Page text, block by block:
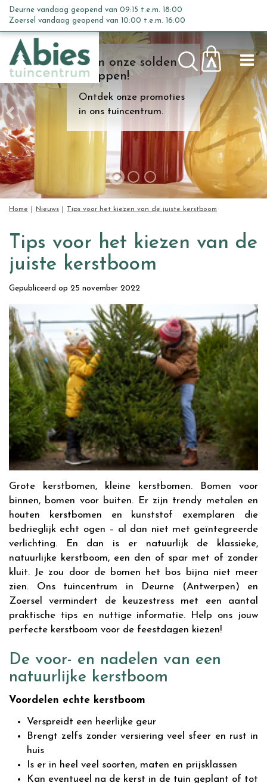
n
c
o
n
t
e
n
t
Kom onze solden
shoppen!
Ontdek onze promoties
in ons tuincentrum.
Home Nieuws Tips voor het kiezen van de juiste kerstboom
Deurne vandaag geopend van 09:15 t.e.m. 18:00
Zoersel vandaag geopend van 10:00 t.e.m. 16:00
Tips voor het kiezen van de
juiste kerstboom
Gepubliceerd op 25 november 2022
Grote kerstbomen, kleine kerstbomen. Bomen voor
binnen, bomen voor buiten. Er zijn trendy metalen en
houten kerstbomen en kunststof exemplaren die
bedrieglijk echt ogen – al dan niet met geïntegreerde
verlichting. En dan is er natuurlijk de klassieke,
natuurlijke kerstboom, een den of spar met of zonder
kluit. Je zou door de bomen het bos bijna niet meer
zien. Ons tuincentrum in Deurne (Antwerpen) en
Zoersel vermindert de keuzestress met een aantal
praktische tips en nuttige informatie. Help ons jouw
perfecte kerstboom voor de feestdagen kiezen!
De voor- en nadelen van een
natuurlijke kerstboom
Voordelen echte kerstboom
Verspreidt een heerlijke geur
Brengt zelfs zonder versiering veel sfeer en rust in
huis
Is er in heel veel soorten, maten en prijsklassen
Kan eventueel na de kerst in de tuin geplant of tot